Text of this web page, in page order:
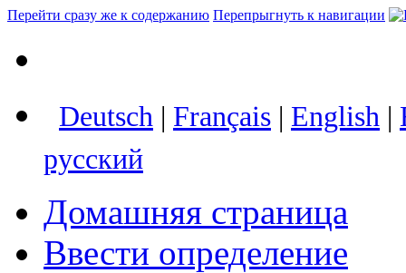
Перейти сразу же к содержанию Перепрыгнуть к навигации
Deutsch | Français | English |
русский
Домашняя страница
Ввести определение